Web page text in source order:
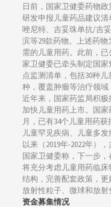
日前，国家卫健委药物
研发申报儿童药品建议
唑尼特、吉妥珠单抗/吉
滨等29款药物。上述药
需的儿童用药。此前，
家卫健委已牵头制定国
点监测清单，包括30种
种，覆盖肿瘤等治疗领域
近年来，国家药监局积极
加快儿童用药上市。国
月，已有34个儿童用药
儿童罕见疾病、儿童多
以来（2019年-2022年）
国家卫健委称，下一步
将充分考虑儿童用药临
结构，完善配套政策，
放射性粒子、微球和放射
资金募集情况